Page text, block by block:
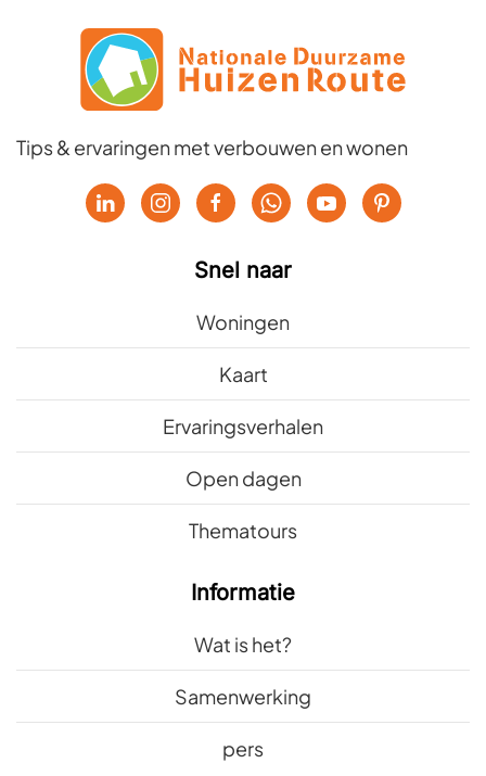
Tips & ervaringen met verbouwen en wonen
Snel naar
Woningen
Kaart
Ervaringsverhalen
Open dagen
Thematours
Informatie
Wat is het?
Samenwerking
pers